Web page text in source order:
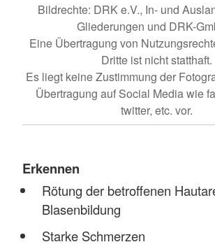
Bildrechte: DRK e.V., In- und
Gliederungen und DRK-
Eine Übertragung von
Dritte ist nicht statthaft.
Es liegt keine Zustimmung der
Übertragung auf Social Media wie
twitter, etc. vor.
Erkennen
Rötung der betroffenen
Blasenbildung
Starke Schmerzen